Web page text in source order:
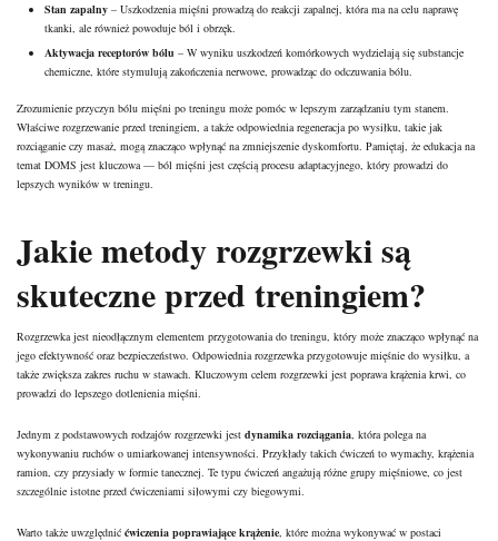
Stan zapalny – Uszkodzenia mięśni prowadzą do reakcji zapalnej, która ma na celu naprawę
tkanki, ale również powoduje ból i obrzęk.
Aktywacja receptorów bólu – W wyniku uszkodzeń komórkowych wydzielają się substancje
chemiczne, które stymulują zakończenia nerwowe, prowadząc do odczuwania bólu.
Zrozumienie przyczyn bólu mięśni po treningu może pomóc w lepszym zarządzaniu tym stanem.
Właściwe rozgrzewanie przed treningiem, a także odpowiednia regeneracja po wysiłku, takie jak
rozciąganie czy masaż, mogą znacząco wpłynąć na zmniejszenie dyskomfortu. Pamiętaj, że edukacja na
temat DOMS jest kluczowa — ból mięśni jest częścią procesu adaptacyjnego, który prowadzi do
lepszych wyników w treningu.
Jakie metody rozgrzewki są
skuteczne przed treningiem?
Rozgrzewka jest nieodłącznym elementem przygotowania do treningu, który może znacząco wpłynąć na
jego efektywność oraz bezpieczeństwo. Odpowiednia rozgrzewka przygotowuje mięśnie do wysiłku, a
także zwiększa zakres ruchu w stawach. Kluczowym celem rozgrzewki jest poprawa krążenia krwi, co
prowadzi do lepszego dotlenienia mięśni.
Jednym z podstawowych rodzajów rozgrzewki jest dynamika rozciągania , która polega na
wykonywaniu ruchów o umiarkowanej intensywności. Przykłady takich ćwiczeń to wymachy, krążenia
ramion, czy przysiady w formie tanecznej. Te typu ćwiczeń angażują różne grupy mięśniowe, co jest
szczególnie istotne przed ćwiczeniami siłowymi czy biegowymi.
Warto także uwzględnić ćwiczenia poprawiające krążenie , które można wykonywać w postaci